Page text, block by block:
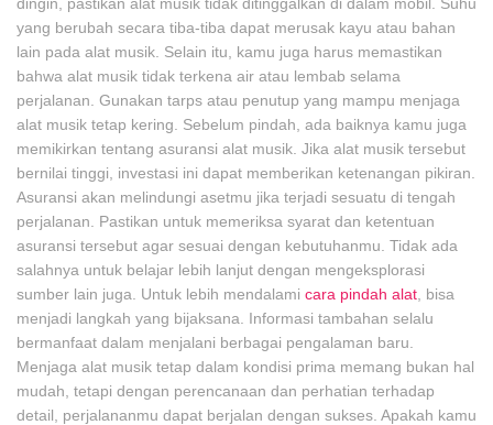
yang berubah secara tiba-tiba dapat merusak kayu atau bahan
lain pada alat musik. Selain itu, kamu juga harus memastikan
bahwa alat musik tidak terkena air atau lembab selama
perjalanan. Gunakan tarps atau penutup yang mampu menjaga
alat musik tetap kering. Sebelum pindah, ada baiknya kamu juga
memikirkan tentang asuransi alat musik. Jika alat musik tersebut
bernilai tinggi, investasi ini dapat memberikan ketenangan pikiran.
Asuransi akan melindungi asetmu jika terjadi sesuatu di tengah
perjalanan. Pastikan untuk memeriksa syarat dan ketentuan
asuransi tersebut agar sesuai dengan kebutuhanmu. Tidak ada
salahnya untuk belajar lebih lanjut dengan mengeksplorasi
sumber lain juga. Untuk lebih mendalami cara pindah alat , bisa
menjadi langkah yang bijaksana. Informasi tambahan selalu
bermanfaat dalam menjalani berbagai pengalaman baru.
Menjaga alat musik tetap dalam kondisi prima memang bukan hal
mudah, tetapi dengan perencanaan dan perhatian terhadap
detail, perjalananmu dapat berjalan dengan sukses. Apakah kamu